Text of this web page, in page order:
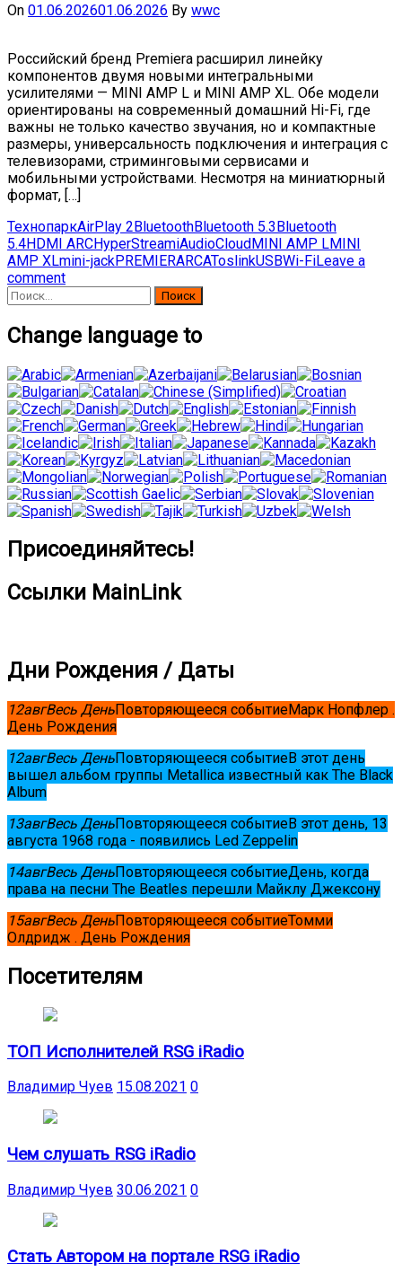
On 01.06.202601.06.2026 By wwc
Российский бренд Premiera расширил линейку
компонентов двумя новыми интегральными
усилителями — MINI AMP L и MINI AMP XL. Обе модели
ориентированы на современный домашний Hi-Fi, где
важны не только качество звучания, но и компактные
размеры, универсальность подключения и интеграция с
телевизорами, стриминговыми сервисами и
мобильными устройствами. Несмотря на миниатюрный
формат, […]
ТехнопаркAirPlay 2BluetoothBluetooth 5.3Bluetooth
5.4HDMI ARCHyperStreamiAudioCloudMINI AMP LMINI
AMP XLmini-jackPREMIERARCAToslinkUSBWi-FiLeave a
comment
Найти:
Change language to
Присоединяйтесь!
Ссылки MainLink
Дни Рождения / Даты
12авгВесь ДеньПовторяющееся событиеМарк Нопфлер .
День Рождения
12авгВесь ДеньПовторяющееся событиеВ этот день
вышел альбом группы Metallica известный как The Black
Album
13авгВесь ДеньПовторяющееся событиеВ этот день, 13
августа 1968 года - появились Led Zeppelin
14авгВесь ДеньПовторяющееся событиеДень, когда
права на песни The Beatles перешли Майклу Джексону
15авгВесь ДеньПовторяющееся событиеТомми
Олдридж . День Рождения
Посетителям
ТОП Исполнителей RSG iRadio
Владимир Чуев 15.08.2021 0
Чем слушать RSG iRadio
Владимир Чуев 30.06.2021 0
Стать Автором на портале RSG iRadio